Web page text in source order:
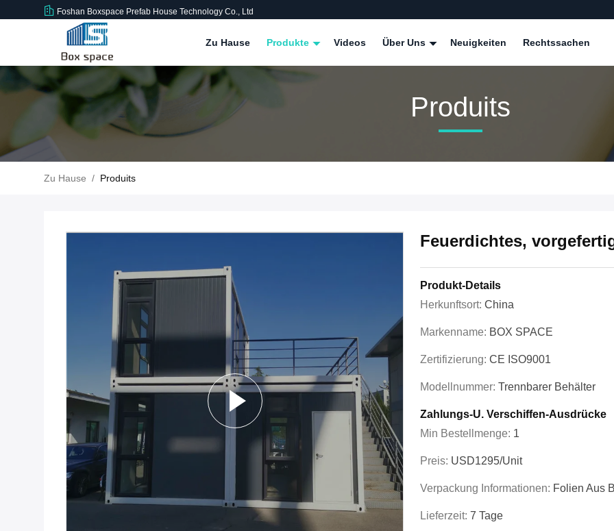
Foshan Boxspace Prefab House Technology Co., Ltd
Zu Hause Produkte Videos Über Uns Neuigkeiten Rechtssachen
Produits
Zu Hause / Produits
Feuerdichtes,
Produkt-Details
Herkunftsort: China
Markenname: BOX SPACE
Zertifizierung: CE ISO9001
Modellnummer: Trennbarer Behälter
Zahlungs-U. Verschiffen-Ausdrücke
Min Bestellmenge: 1
Preis: USD1295/unit
Verpackung Informationen: Folien Aus
Lieferzeit: 7 Tage